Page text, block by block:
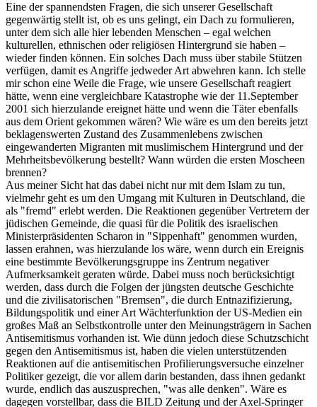
Eine der spannendsten Fragen, die sich unserer Gesellschaft
gegenwärtig stellt ist, ob es uns gelingt, ein Dach zu formulieren,
unter dem sich alle hier lebenden Menschen – egal welchen
kulturellen, ethnischen oder religiösen Hintergrund sie haben –
wieder finden können. Ein solches Dach muss über stabile Stützen
verfügen, damit es Angriffe jedweder Art abwehren kann. Ich stelle
mir schon eine Weile die Frage, wie unsere Gesellschaft reagiert
hätte, wenn eine vergleichbare Katastrophe wie der 11.September
2001 sich hierzulande ereignet hätte und wenn die Täter ebenfalls
aus dem Orient gekommen wären? Wie wäre es um den bereits jetzt
beklagenswerten Zustand des Zusammenlebens zwischen
eingewanderten Migranten mit muslimischem Hintergrund und der
Mehrheitsbevölkerung bestellt? Wann würden die ersten Moscheen
brennen?
Aus meiner Sicht hat das dabei nicht nur mit dem Islam zu tun,
vielmehr geht es um den Umgang mit Kulturen in Deutschland, die
als "fremd" erlebt werden. Die Reaktionen gegenüber Vertretern der
jüdischen Gemeinde, die quasi für die Politik des israelischen
Ministerpräsidenten Scharon in "Sippenhaft" genommen wurden,
lassen erahnen, was hierzulande los wäre, wenn durch ein Ereignis
eine bestimmte Bevölkerungsgruppe ins Zentrum negativer
Aufmerksamkeit geraten würde. Dabei muss noch berücksichtigt
werden, dass durch die Folgen der jüngsten deutsche Geschichte
und die zivilisatorischen "Bremsen", die durch Entnazifizierung,
Bildungspolitik und einer Art Wächterfunktion der US-Medien ein
großes Maß an Selbstkontrolle unter den Meinungsträgern in Sachen
Antisemitismus vorhanden ist. Wie dünn jedoch diese Schutzschicht
gegen den Antisemitismus ist, haben die vielen unterstützenden
Reaktionen auf die antisemitischen Profilierungsversuche einzelner
Politiker gezeigt, die vor allem darin bestanden, dass ihnen gedankt
wurde, endlich das auszusprechen, "was alle denken". Wäre es
dagegen vorstellbar, dass die BILD Zeitung und der Axel-Springer